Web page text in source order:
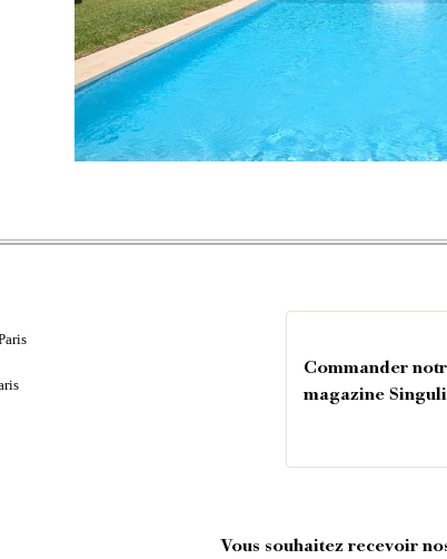
Commander
magazine
Vous souhaitez recevoir